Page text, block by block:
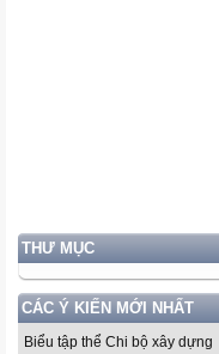
THƯ MỤC
CÁC Ý KIẾN MỚI NHẤT
Biểu tập thể Chi bộ xây dựng